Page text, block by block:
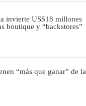
invierte US$18 millones
boutique y “backstores”
“más que ganar” de la